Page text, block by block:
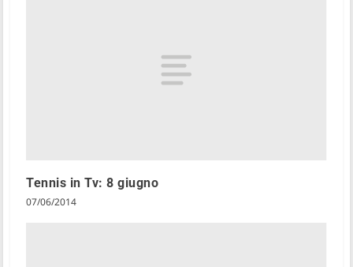
Tennis in Tv: 8 giugno
07/06/2014